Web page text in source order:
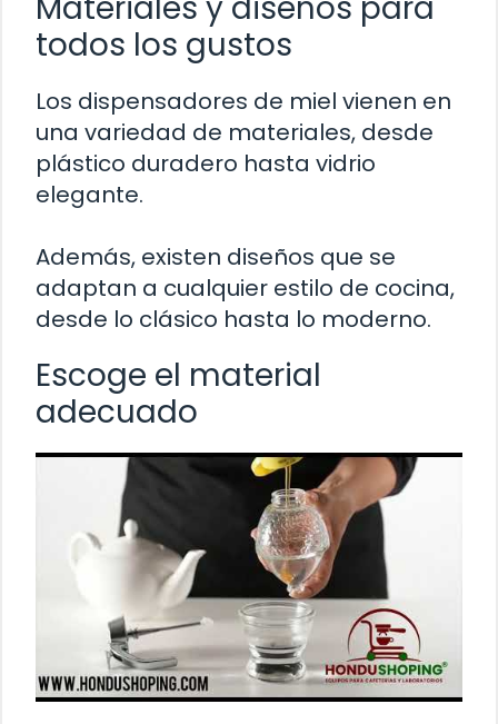
todos los gustos
Los dispensadores de miel vienen en
una variedad de materiales, desde
plástico duradero hasta vidrio
elegante.
Además, existen diseños que se
adaptan a cualquier estilo de cocina,
desde lo clásico hasta lo moderno.
Escoge el material
adecuado